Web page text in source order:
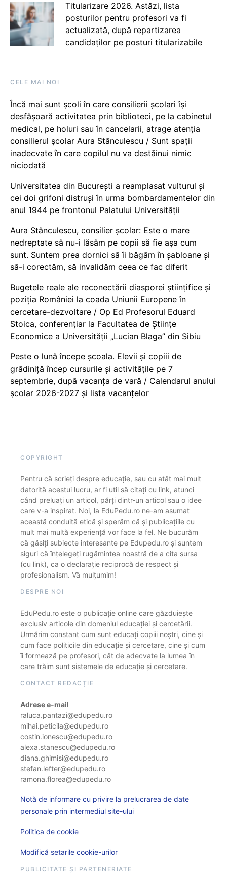
Titularizare 2026. Astăzi, lista
posturilor pentru profesori va fi
actualizată, după repartizarea
candidaților pe posturi titularizabile
CELE MAI NOI
Încă mai sunt școli în care consilierii școlari își
desfășoară activitatea prin biblioteci, pe la cabinetul
medical, pe holuri sau în cancelarii, atrage atenția
consilierul școlar Aura Stănculescu / Sunt spații
inadecvate în care copilul nu va destăinui nimic
niciodată
Universitatea din București a reamplasat vulturul și
cei doi grifoni distruși în urma bombardamentelor din
anul 1944 pe frontonul Palatului Universității
Aura Stănculescu, consilier școlar: Este o mare
nedreptate să nu-i lăsăm pe copii să fie așa cum
sunt. Suntem prea dornici să îi băgăm în șabloane și
să-i corectăm, să invalidăm ceea ce fac diferit
Bugetele reale ale reconectării diasporei științifice și
poziția României la coada Uniunii Europene în
cercetare-dezvoltare / Op Ed Profesorul Eduard
Stoica, conferențiar la Facultatea de Științe
Economice a Universității „Lucian Blaga” din Sibiu
Peste o lună începe școala. Elevii și copiii de
grădiniță încep cursurile și activitățile pe 7
septembrie, după vacanța de vară / Calendarul anului
școlar 2026-2027 și lista vacanțelor
COPYRIGHT
Pentru că scrieți despre educație, sau cu atât mai mult
datorită acestui lucru, ar fi util să citați cu link, atunci
când preluați un articol, părți dintr-un articol sau o idee
care v-a inspirat. Noi, la EduPedu.ro ne-am asumat
această conduită etică și sperăm că și publicațiile cu
mult mai multă experiență vor face la fel. Ne bucurăm
că găsiți subiecte interesante pe Edupedu.ro și suntem
siguri că înțelegeți rugămintea noastră de a cita sursa
(cu link), ca o declarație reciprocă de respect și
profesionalism. Vă mulțumim!
DESPRE NOI
EduPedu.ro este o publicație online care găzduiește
exclusiv articole din domeniul educației și cercetării.
Urmărim constant cum sunt educați copiii noștri, cine și
cum face politicile din educație și cercetare, cine și cum
îi formează pe profesori, cât de adecvate la lumea în
care trăim sunt sistemele de educație și cercetare.
CONTACT REDACȚIE
Adrese e-mail
raluca.pantazi@edupedu.ro
mihai.peticila@edupedu.ro
costin.ionescu@edupedu.ro
alexa.stanescu@edupedu.ro
diana.ghimisi@edupedu.ro
stefan.lefter@edupedu.ro
ramona.florea@edupedu.ro
Notă de informare cu privire la prelucrarea de date
personale prin intermediul site-ului
Politica de cookie
Modifică setarile cookie-urilor
PUBLICITATE ȘI PARTENERIATE